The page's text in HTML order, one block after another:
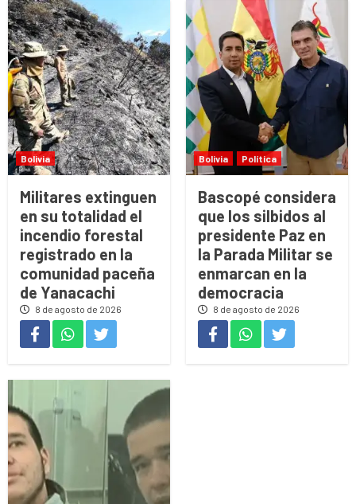
Bolivia
Militares extinguen
en su totalidad el
incendio forestal
registrado en la
comunidad paceña
de Yanacachi
8 de agosto de 2026
Bolivia Política
Bascopé considera
que los silbidos al
presidente Paz en
la Parada Militar se
enmarcan en la
democracia
8 de agosto de 2026